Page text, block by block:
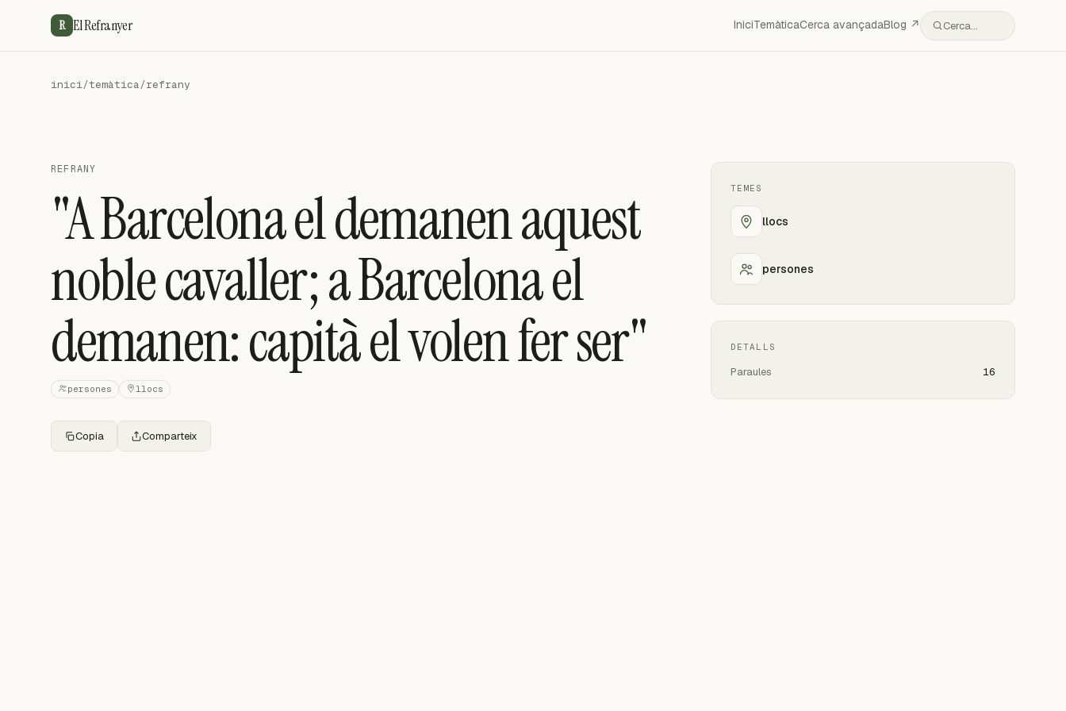
R El Refranyer IniciTemàticaCerca avançadaBlog ↗ Cerca…
inici/temàtica/refrany
REFRANY
"A Barcelona el demanen aquest
noble cavaller; a Barcelona el
demanen: capità el volen fer ser"
persones llocs
Copia Comparteix
TEMES
llocs
persones
DETALLS
Paraules 16